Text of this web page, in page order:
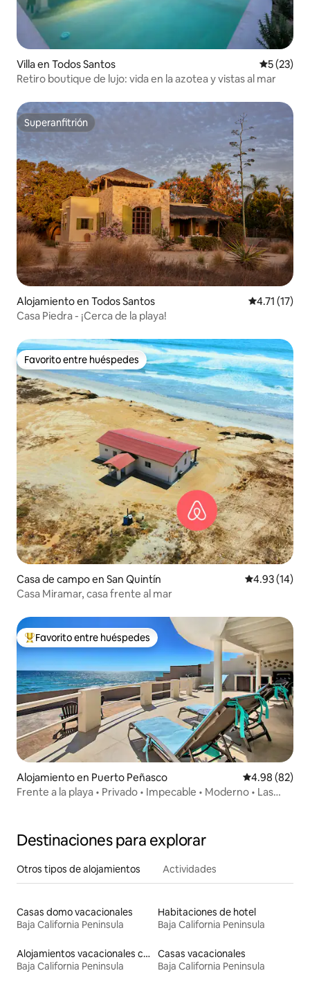
Villa en Todos Santos
5 (23)
Retiro boutique de lujo: vida en la azotea y vistas al mar
Superanfitrión
Superanfitrión
Alojamiento en Todos Santos Calificación
4.71 (17)
Casa Piedra - ¡Cerca de la playa!
Favorito entre huéspedes
Favorito entre huéspedes
Casa de campo en San Quintín Calificación
4.93 (14)
Casa Miramar, casa frente al mar
Favorito entre huéspedes preferido
Favorito entre huéspedes
Alojamiento en Puerto Peñasco Calificación
4.98 (82)
Frente a la playa • Privado • Impecable • Moderno • Las
Destinaciones para explorar
Otros tipos de alojamientos Actividades
Casas domo vacacionales
Baja California Peninsula
Habitaciones de hotel
Baja California Peninsula
Alojamientos vacacionales con entrada y salida de pistas de esquí
Baja California Peninsula
Casas vacacionales
Baja California Peninsula